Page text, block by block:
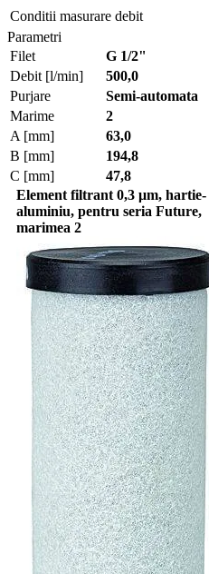
Conditii masurare debit
Parametri
Filet
G 1/2"
Debit [l/min]
500,0
Purjare
Semi-automata
Marime
2
A [mm]
63,0
B [mm]
194,8
C [mm]
47,8
Element filtrant 0,3 μm, hartie-
aluminiu, pentru seria Future,
marimea 2